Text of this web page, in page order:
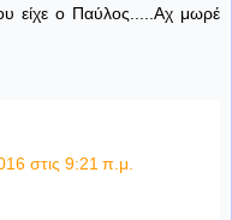
είχε ο Παύλος.....Αχ μωρέ
στις 9:21 π.μ.